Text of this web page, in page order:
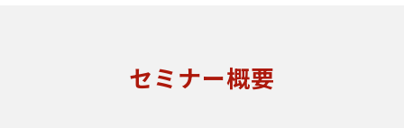
セミナー概要